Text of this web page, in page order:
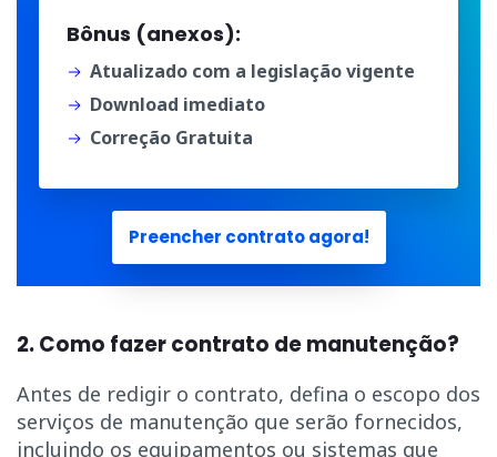
Bônus (anexos):
Atualizado com a legislação vigente
Download imediato
Correção Gratuita
Preencher contrato agora!
2. Como fazer contrato de manutenção?
Antes de redigir o contrato, defina o escopo dos
serviços de manutenção que serão fornecidos,
incluindo os equipamentos ou sistemas que